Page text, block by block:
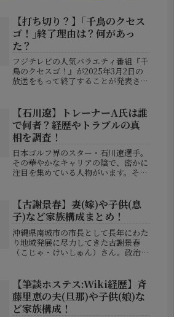
【打ち切り？】｢千鳥のクセス
ゴ！｣終了理由は？何があっ
た？
フジテレビの人気バラエティ番組『千
鳥のクセスゴ！』が2025年3月2日の
放送をもって終了することが発表され
し、約4年半にわたって放送されてき
ました。しかし、突如として最終...
【石川遼】トレーナーA氏は誰
で何者？経歴やトラブルの真
相を調査！
日本ゴルフ界のスター・石川遼選手。
その華やかなキャリアの陰で、密かに
注目を集めている人物がいます。それ
石川選手よりも目立ってしまうことも
ある謎の人物。今回は、そんなA氏
が...
【古謝景春】妻(嫁)や子供(息
子)など家族構成まとめ！
沖縄県南城市の市長として長年にわた
り地域発展に尽力してきた古謝景春
（こじゃ・けいしゅん）さん。政治家
な家庭を築いているのでしょうか？今
回は、そんな古謝景春さんの妻（嫁）
や息...
【筆談ホステス:Wiki経歴】斉
藤里恵の夫(旦那)や子供(娘)な
ど家族構成！